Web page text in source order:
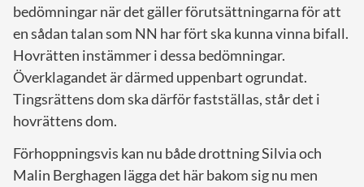
bedömningar när det gäller förutsättningarna för att
en sådan talan som NN har fört ska kunna vinna bifall.
Hovrätten instämmer i dessa bedömningar.
Överklagandet är därmed uppenbart ogrundat.
Tingsrättens dom ska därför fastställas, står det i
hovrättens dom.
Förhoppningsvis kan nu både drottning Silvia och
Malin Berghagen lägga det här bakom sig nu men